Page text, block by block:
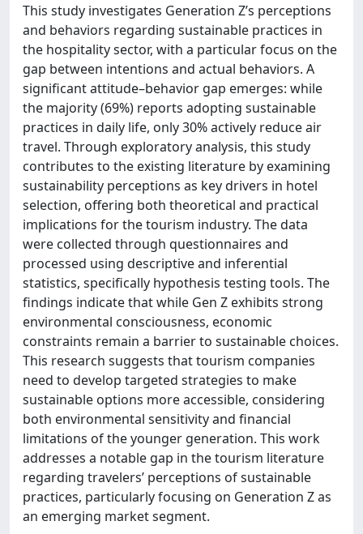
This study investigates Generation Z’s perceptions
and behaviors regarding sustainable practices in
the hospitality sector, with a particular focus on the
gap between intentions and actual behaviors. A
significant attitude–behavior gap emerges: while
the majority (69%) reports adopting sustainable
practices in daily life, only 30% actively reduce air
travel. Through exploratory analysis, this study
contributes to the existing literature by examining
sustainability perceptions as key drivers in hotel
selection, offering both theoretical and practical
implications for the tourism industry. The data
were collected through questionnaires and
processed using descriptive and inferential
statistics, specifically hypothesis testing tools. The
findings indicate that while Gen Z exhibits strong
environmental consciousness, economic
constraints remain a barrier to sustainable choices.
This research suggests that tourism companies
need to develop targeted strategies to make
sustainable options more accessible, considering
both environmental sensitivity and financial
limitations of the younger generation. This work
addresses a notable gap in the tourism literature
regarding travelers’ perceptions of sustainable
practices, particularly focusing on Generation Z as
an emerging market segment.